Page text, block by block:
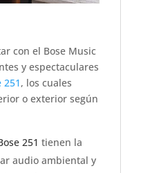
con el Bose Music
y espectaculares
251, los cuales
o exterior según
251 tienen la
audio ambiental y